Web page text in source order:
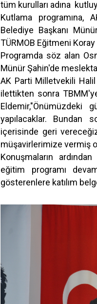
tüm kurulları adına
Kutlama programına,
Belediye Başkanı
TÜRMOB Eğitmeni Koray
Programda söz alan
Münür Şahin'de
AK Parti Milletvekili
ilettikten sonra
Eldemir,"Önümüzdeki
yapılacaklar. Bundan
içerisinde geri
müşavirlerimize vermiş
Konuşmaların
eğitim programı
gösterenlere katılım